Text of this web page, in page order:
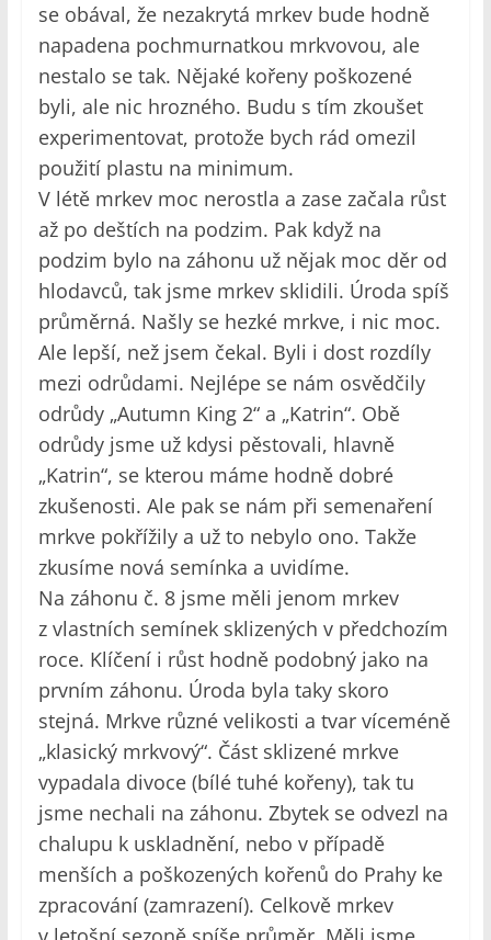
se obával, že nezakrytá mrkev bude hodně
napadena pochmurnatkou mrkvovou, ale
nestalo se tak. Nějaké kořeny poškozené
byli, ale nic hrozného. Budu s tím zkoušet
experimentovat, protože bych rád omezil
použití plastu na minimum.
V létě mrkev moc nerostla a zase začala růst
až po deštích na podzim. Pak když na
podzim bylo na záhonu už nějak moc děr od
hlodavců, tak jsme mrkev sklidili. Úroda spíš
průměrná. Našly se hezké mrkve, i nic moc.
Ale lepší, než jsem čekal. Byli i dost rozdíly
mezi odrůdami. Nejlépe se nám osvědčily
odrůdy „Autumn King 2“ a „Katrin“. Obě
odrůdy jsme už kdysi pěstovali, hlavně
„Katrin“, se kterou máme hodně dobré
zkušenosti. Ale pak se nám při semenaření
mrkve pokřížily a už to nebylo ono. Takže
zkusíme nová semínka a uvidíme.
Na záhonu č. 8 jsme měli jenom mrkev
z vlastních semínek sklizených v předchozím
roce. Klíčení i růst hodně podobný jako na
prvním záhonu. Úroda byla taky skoro
stejná. Mrkve různé velikosti a tvar víceméně
„klasický mrkvový“. Část sklizené mrkve
vypadala divoce (bílé tuhé kořeny), tak tu
jsme nechali na záhonu. Zbytek se odvezl na
chalupu k uskladnění, nebo v případě
menších a poškozených kořenů do Prahy ke
zpracování (zamrazení). Celkově mrkev